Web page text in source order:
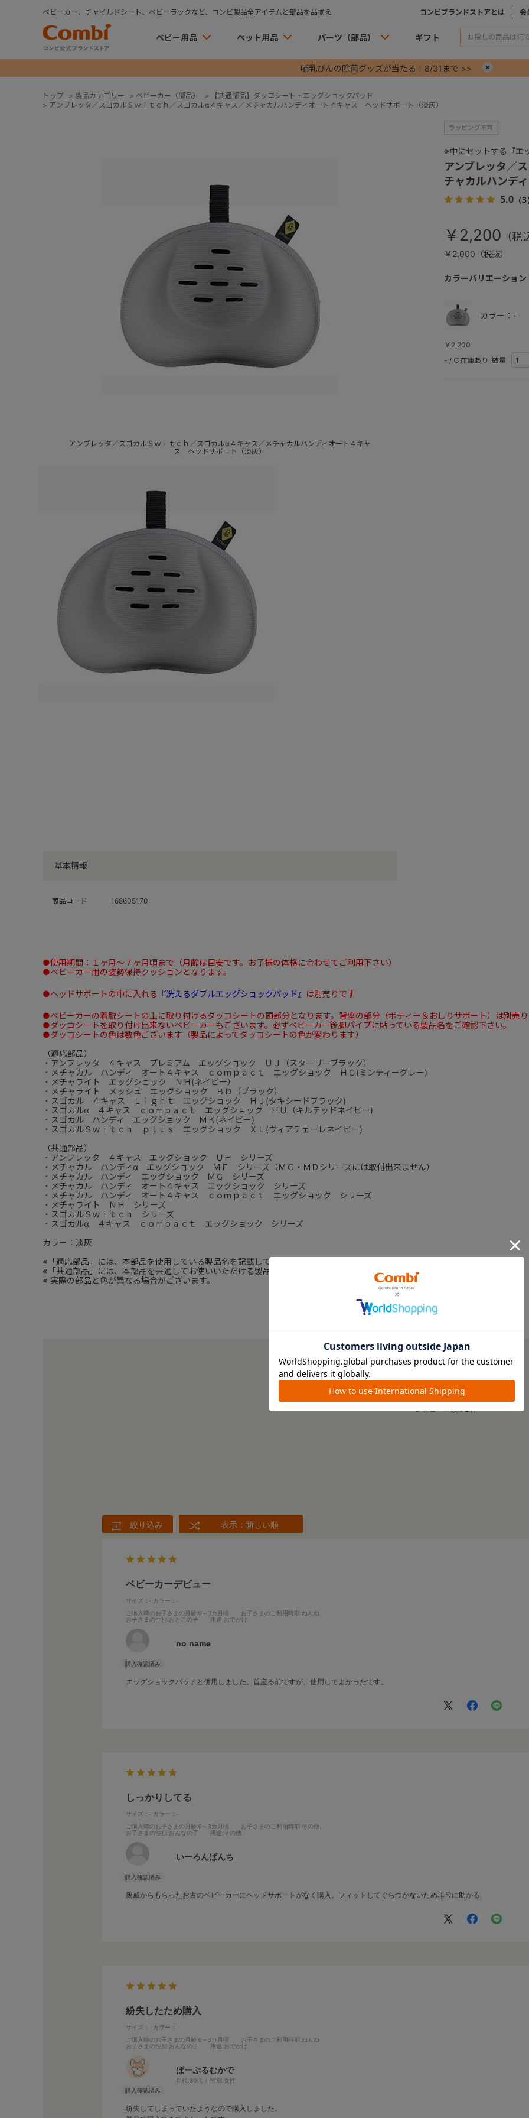
ベビーカー、チャイルドシート、ベビーラックなど、コンビ製品全アイテムと部品を品揃え コンビブランドストアとは 会
ベビー用品 ペット用品 パーツ（部品） ギフト
哺乳びんの除菌グッズが当たる！8/31まで >>
トップ > 製品カテゴリー > ベビーカー（部品） >
【共通部品】ダッコシート・エッグショックパッド
> アンブレッタ／スゴカルＳｗｉｔｃｈ／スゴカルα４キャス／メチャカルハンディオート４キャス ヘッドサポート（淡灰）
アンブレッタ／スゴカルＳｗｉｔｃｈ／スゴカルα４キャス／メチャカルハンディオート４キャ
ス ヘッドサポート（淡灰）
基本情報
商品コード 168605170
※中にセットする『エ
アンブレッタ／
チャカルハンデ
5.0 （
￥2,200
￥2,000（税抜）
カラーバリエーション
カラー：-
￥2,200
- / ○在庫あり 数量
●使用期間：１ヶ月～７ヶ月頃まで（月齢は目安です。お子様の体格に合わせてご利用下さい）
●ベビーカー用の姿勢保持クッションとなります。
●ヘッドサポートの中に入れる 『洗えるダブルエッグショックパッド』 は別売りです
●ベビーカーの着脱シートの上に取り付けるダッコシートの頭部分となります。背座の部分（ボティー＆おしりサポート）は別売
●ダッコシートを取り付け出来ないベビーカーもございます。必ずベビーカー後脚パイプに貼っている製品名をご確認下さい。
●ダッコシートの色は数色ございます（製品によってダッコシートの色が変わります）
（適応部品）
・アンブレッタ ４キャス プレミアム エッグショック ＵＪ（スターリーブラック）
・メチャカル ハンディ オート４キャス ｃｏｍｐａｃｔ エッグショック ＨＧ(ミンティーグレー)
・メチャライト エッグショック ＮＨ(ネイビー）
・メチャライト メッシュ エッグショック ＢＤ（ブラック）
・スゴカル ４キャス Ｌｉｇｈｔ エッグショック ＨＪ(タキシードブラック)
・スゴカルα ４キャス ｃｏｍｐａｃｔ エッグショック ＨＵ（キルテッドネイビー)
・スゴカル ハンディ エッグショック ＭＫ(ネイビー)
・スゴカルＳｗｉｔｃｈ ｐｌｕｓ エッグショック ＸＬ(ヴィアチェーレネイビー)
（共通部品）
・アンブレッタ ４キャス エッグショック ＵＨ シリーズ
・メチャカル ハンディα エッグショック ＭＦ シリーズ（ＭＣ・ＭＤシリーズには取付出来ません）
・メチャカル ハンディ エッグショック ＭＧ シリーズ
・メチャカル ハンディ オート４キャス エッグショック シリーズ
・メチャカル ハンディ オート４キャス ｃｏｍｐａｃｔ エッグショック シリーズ
・メチャライト ＮＨ シリーズ
・スゴカルＳｗｉｔｃｈ シリーズ
・スゴカルα ４キャス ｃｏｍｐａｃｔ エッグショック シリーズ
カラー：淡灰
※「適応部品」には、本部品を使用している製品名を記載しております。
※「共通部品」には、本部品を共通してお使いいただける製品名を記載しております。
※ 実際の部品と色が異なる場合がございます。
USER REVIEW
ユーザーレビュー
5.0
レビュー件数：3件
絞り込み 表示：新しい順
ベビーカーデビュー
サイズ：- カラー：-
ご購入時のお子さまの月齢:0～3カ月頃 お子さまのご利用時期 :ねんね
お子さまの性別 :おとこの子 用途:おでかけ
no name
エッグショックパッドと併用しました。首座る前ですが、使用してよかったです。
しっかりしてる
サイズ：- カラー：-
ご購入時のお子さまの月齢:0～3カ月頃 お子さまのご利用時期 :その他
お子さまの性別 :おんなの子 用途:その他
いーろんぱんち
親戚からもらったお古のベビーカーにヘッドサポートがなく購入。フィットしてぐらつかないため非常に助かる
紛失したため購入
サイズ：- カラー：-
ご購入時のお子さまの月齢:0～3カ月頃 お子さまのご利用時期 :ねんね
お子さまの性別 :おんなの子 用途:おでかけ
ぱーぷるむかで
年代:30代 性別:女性
紛失してしまっていたようなので購入しました。